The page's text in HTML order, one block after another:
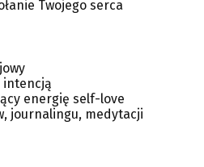
Twojego serca
intencją
energię self-love
journalingu, medytacji